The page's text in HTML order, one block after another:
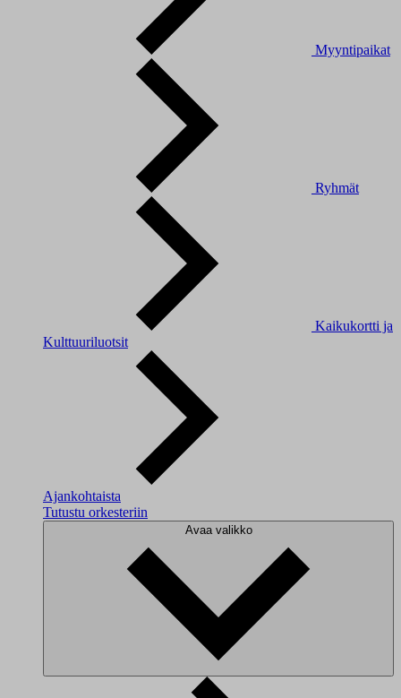
Myyntipaikat
Ryhmät
Kaikukortti ja
Kulttuuriluotsit
Ajankohtaista
Tutustu orkesteriin
Avaa valikko